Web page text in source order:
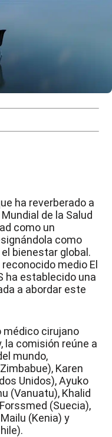
ha reverberado a
de la Salud
como un
como
bienestar global.
medio El
ha establecido una
a abordar este
médico cirujano
la comisión reúne a
mundo,
Karen
Unidos), Ayuko
(Vanuatu), Khalid
(Suecia),
(Kenia) y